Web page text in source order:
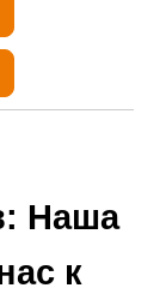
Наша
к